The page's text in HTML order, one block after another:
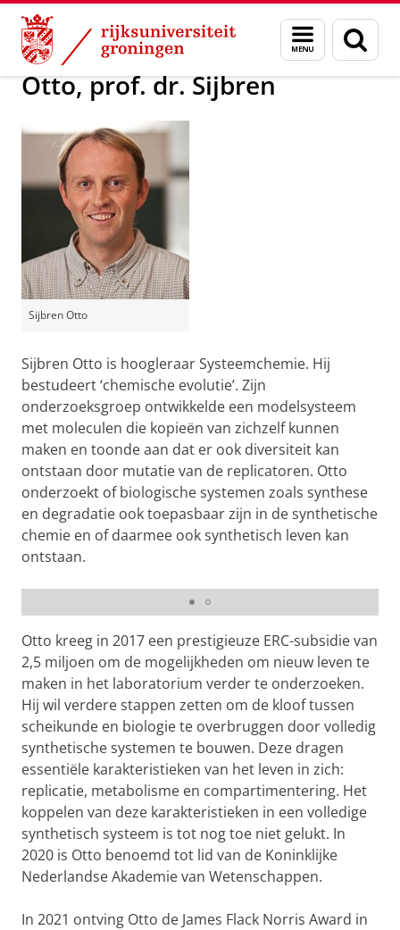
Skip
Content
Skip
Navigation
Menu
en
zoeken
Over ons Actueel Voor de pers
Otto, prof. dr. Sijbren
Sijbren Otto
Sijbren Otto is hoogleraar Systeemchemie. Hij
bestudeert ‘chemische evolutie’. Zijn
onderzoeksgroep ontwikkelde een modelsysteem
met moleculen die kopieën van zichzelf kunnen
maken en toonde aan dat er ook diversiteit kan
ontstaan door mutatie van de replicatoren. Otto
onderzoekt of biologische systemen zoals synthese
en degradatie ook toepasbaar zijn in de synthetische
chemie en of daarmee ook synthetisch leven kan
ontstaan.
Otto kreeg in 2017 een prestigieuze ERC-subsidie van
2,5 miljoen om de mogelijkheden om nieuw leven te
maken in het laboratorium verder te onderzoeken.
Hij wil verdere stappen zetten om de kloof tussen
scheikunde en biologie te overbruggen door volledig
synthetische systemen te bouwen. Deze dragen
essentiële karakteristieken van het leven in zich:
replicatie, metabolisme en compartimentering. Het
koppelen van deze karakteristieken in een volledige
synthetisch systeem is tot nog toe niet gelukt. In
2020 is Otto benoemd tot lid van de Koninklijke
Nederlandse Akademie van Wetenschappen.
In 2021 ontving Otto de James Flack Norris Award in